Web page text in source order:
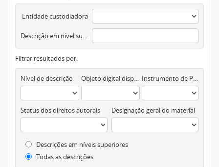
Entidade custodiadora
Descrição em nível superior
Filtrar resultados por:
Nível de descrição Objeto digital disponível Instrumento de Pesquisa
Status dos direitos autorais Designação geral do material
Descrições em níveis superiores
Todas as descrições